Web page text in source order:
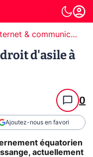
Internet & communication
d'asile à
0
Ajoutez-nous en favori
équatorien
actuellement